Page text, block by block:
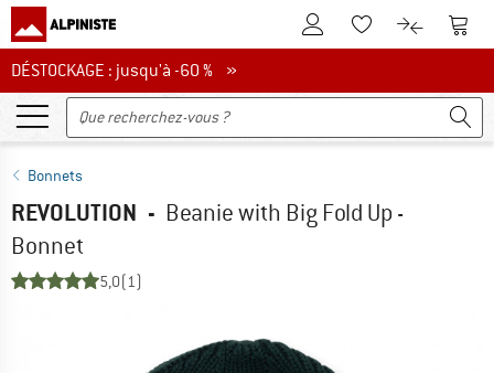
Vers le compte client
Vers la liste
Vers le
DÉSTOCKAGE : jusqu'à -60 %
DÉSTOCKAGE : jusqu'à -60 % »
Bonnets
REVOLUTION - Beanie with Big Fold Up -
Bonnet
5,0(1)